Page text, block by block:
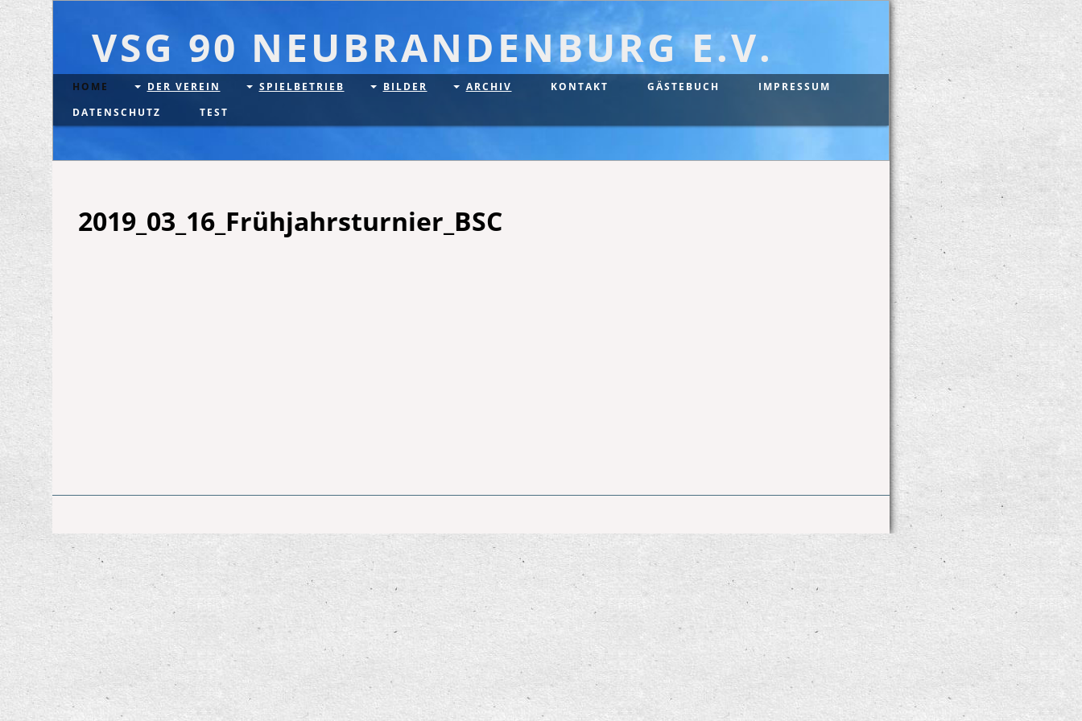
VSG 90 NEUBRANDENBURG E.V.
HOME DER VEREIN SPIELBETRIEB BILDER ARCHIV KONTAKT GÄSTEBUCH
IMPRESSUM
DATENSCHUTZ
TEST
2019_03_16_Frühjahrsturnier_BSC